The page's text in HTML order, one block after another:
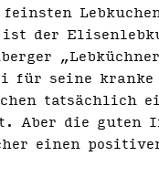
fein­sten
ist der
für seine kranke
tatsächlich
Aber die guten
einen